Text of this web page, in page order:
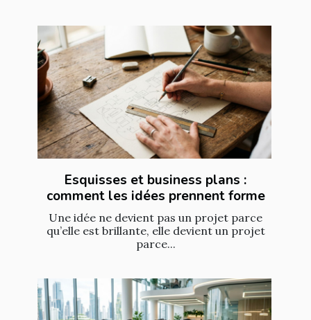
Esquisses et business plans :
comment les idées prennent forme
Une idée ne devient pas un projet parce
qu’elle est brillante, elle devient un projet
parce...